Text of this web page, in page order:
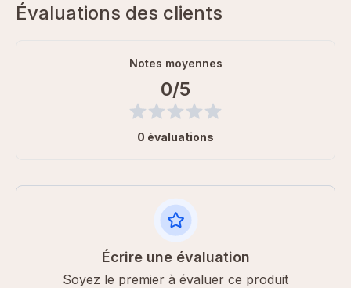
Évaluations des clients
Notes moyennes
0/5
0 évaluations
Écrire une évaluation
Soyez le premier à évaluer ce produit